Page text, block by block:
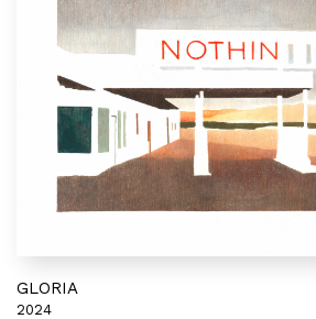
GLORIA
2024